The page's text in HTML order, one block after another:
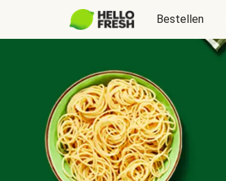
Bestellen